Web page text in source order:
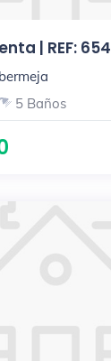
| REF: 654
5 Baños